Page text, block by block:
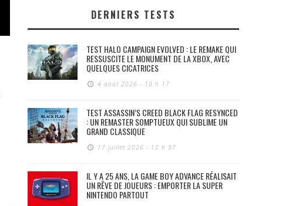
DERNIERS TESTS
TEST HALO CAMPAIGN EVOLVED : LE REMAKE QUI
RESSUSCITE LE MONUMENT DE LA XBOX, AVEC
QUELQUES CICATRICES
4 août 2026 - 10 h 17
TEST ASSASSIN’S CREED BLACK FLAG RESYNCED
: UN REMASTER SOMPTUEUX QUI SUBLIME UN
GRAND CLASSIQUE
17 juillet 2026 - 10 h 37
IL Y A 25 ANS, LA GAME BOY ADVANCE RÉALISAIT
UN RÊVE DE JOUEURS : EMPORTER LA SUPER
NINTENDO PARTOUT